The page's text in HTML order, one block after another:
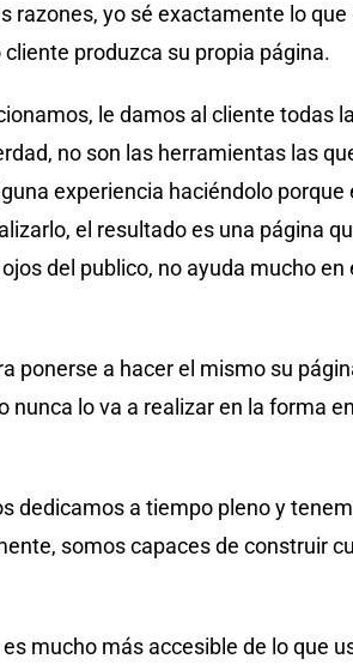
yo sé exactamente lo
produzca su propia página.
le damos al cliente todas
no son las herramientas las
experiencia haciéndolo
el resultado es una página
del publico, no ayuda mucho
a hacer el mismo su
lo va a realizar en la forma
dedicamos a tiempo pleno y
somos capaces de construir
mucho más accesible de lo que